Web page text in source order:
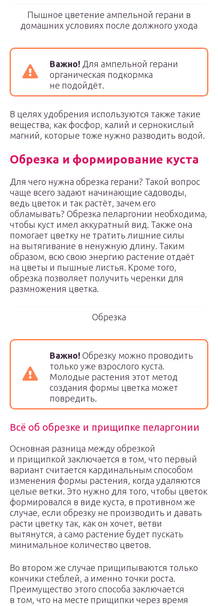
Пышное цветение ампельной герани в
домашних условиях после должного ухода
Важно! Для ампельной герани
органическая подкормка
не подойдёт.
В целях удобрения используются также такие
вещества, как фосфор, калий и сернокислый
магний, которые тоже нужно разводить водой.
Обрезка и формирование куста
Для чего нужна обрезка герани? Такой вопрос
чаще всего задают начинающие садоводы,
ведь цветок и так растёт, зачем его
обламывать? Обрезка пеларгонии необходима,
чтобы куст имел аккуратный вид. Также она
помогает цветку не тратить лишние силы
на вытягивание в ненужную длину. Таким
образом, всю свою энергию растение отдаёт
на цветы и пышные листья. Кроме того,
обрезка позволяет получить черенки для
размножения цветка.
Обрезка
Важно! Обрезку можно проводить
только уже взрослого куста.
Молодые растения этот метод
создания формы цветка может
повредить.
Всё об обрезке и прищипке пеларгонии
Основная разница между обрезкой
и прищипкой заключается в том, что первый
вариант считается кардинальным способом
изменения формы растения, когда удаляются
целые ветки. Это нужно для того, чтобы цветок
формировался в виде куста, в противном же
случае, если обрезку не производить и давать
расти цветку так, как он хочет, ветви
вытянутся, а само растение будет пускать
минимальное количество цветов.
Во втором же случае прищипываются только
кончики стеблей, а именно точки роста.
Преимущество этого способа заключается
в том, что на месте прищипки через время